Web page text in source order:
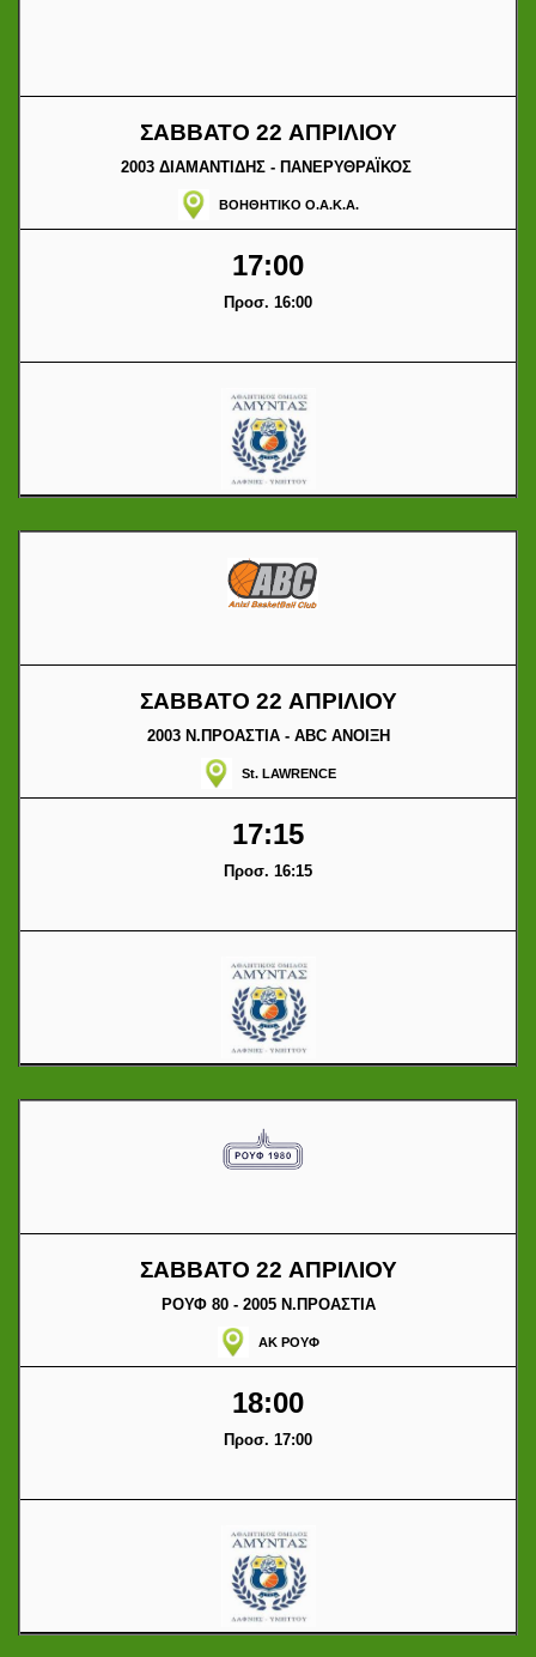
ΣΑΒΒΑΤΟ 22 ΑΠΡΙΛΙΟΥ
2003 ΔΙΑΜΑΝΤΙΔΗΣ - ΠΑΝΕΡΥΘΡΑΪΚΟΣ
ΒΟΗΘΗΤΙΚΟ Ο.Α.Κ.Α.
17:00
Προσ. 16:00
ΣΑΒΒΑΤΟ 22 ΑΠΡΙΛΙΟΥ
2003 Ν.ΠΡΟΑΣΤΙΑ - ABC ΑΝΟΙΞΗ
St. LAWRENCE
17:15
Προσ. 16:15
ΣΑΒΒΑΤΟ 22 ΑΠΡΙΛΙΟΥ
ΡΟΥΦ 80 - 2005 Ν.ΠΡΟΑΣΤΙΑ
ΑΚ ΡΟΥΦ
18:00
Προσ. 17:00